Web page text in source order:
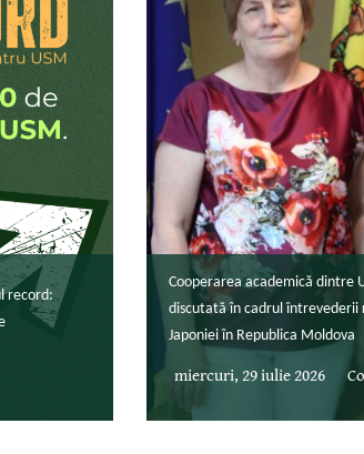
record:
Cooperarea academică dintre
discutată în cadrul întrevederii
Japoniei în Republica Moldova
miercuri, 29 iulie 2026